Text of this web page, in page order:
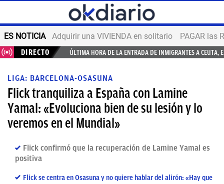
ES NOTICIA Adquirir una VIVIENDA en solitario PAGAR las
DIRECTO ÚLTIMA HORA DE LA ENTRADA DE INMIGRANTES A CEUTA,
LIGA: BARCELONA-OSASUNA
Flick tranquiliza a España con Lamine
Yamal: «Evoluciona bien de su lesión y lo
veremos en el Mundial»
Flick confirmó que la recuperación de Lamine Yamal es
positiva
Flick se centra en Osasuna y no quiere hablar del alirón: «Hay que